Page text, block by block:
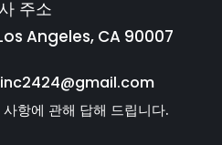
주소
Angeles, CA 90007
항에 관해 답해 드립니다.